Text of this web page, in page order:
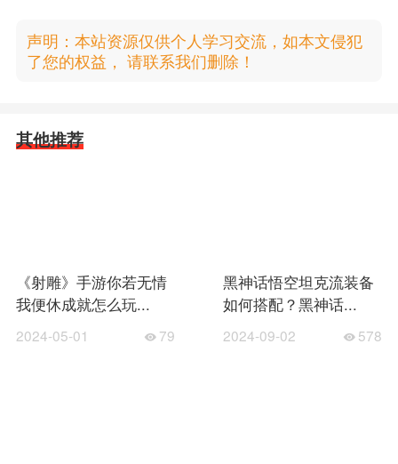
声明：本站资源仅供个人学习交流，如本文侵犯
了您的权益， 请联系我们删除！
其他推荐
《射雕》手游你若无情
我便休成就怎么玩...
2024-05-01 79
黑神话悟空坦克流装备
如何搭配？黑神话...
2024-09-02 578